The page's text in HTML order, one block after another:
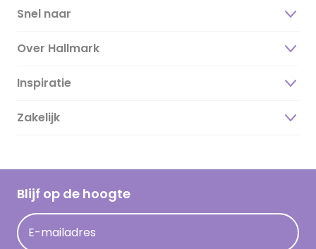
Snel naar
Over Hallmark
Over ons
Duurzaamheid
Hallmark Kaartclub
Acties
Persberichten
Inspiratie
Magazine
Cadeau inspiratie
Kaartinspiratie
Zakelijk
Blijf op de hoogte
E-mailadres